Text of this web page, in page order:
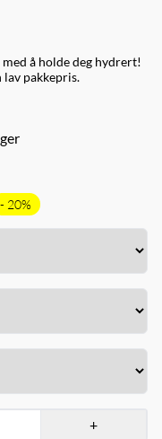
å holde deg hydrert!
pakkepris.
- 20%
+